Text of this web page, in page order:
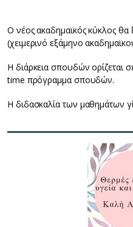
Ο νέος ακαδημαϊκός κύκλος θα
(χειμερινό εξάμηνο
Η διάρκεια σπουδών ορίζεται
time πρόγραμμα σπουδών.
Η διδασκαλία των μαθημάτων